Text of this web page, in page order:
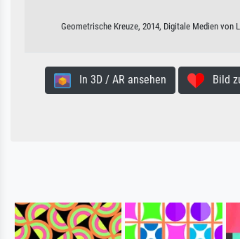
Geometrische Kreuze, 2014, Digitale Medien von
In 3D / AR ansehen Bild zu